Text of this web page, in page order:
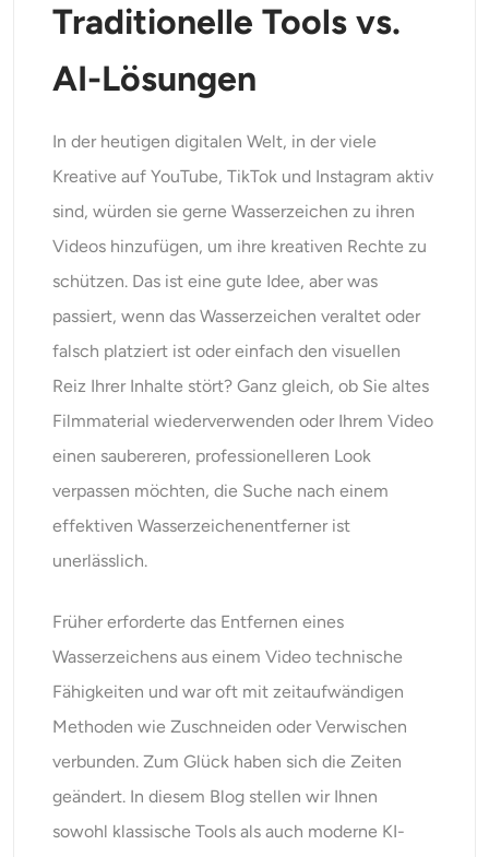
Video-Wasserzeichen-Entferner
Traditionelle Tools vs.
AI-Lösungen
In der heutigen digitalen Welt, in der viele
Kreative auf YouTube, TikTok und Instagram aktiv
sind, würden sie gerne Wasserzeichen zu ihren
Videos hinzufügen, um ihre kreativen Rechte zu
schützen. Das ist eine gute Idee, aber was
passiert, wenn das Wasserzeichen veraltet oder
falsch platziert ist oder einfach den visuellen
Reiz Ihrer Inhalte stört? Ganz gleich, ob Sie altes
Filmmaterial wiederverwenden oder Ihrem Video
einen saubereren, professionelleren Look
verpassen möchten, die Suche nach einem
effektiven Wasserzeichenentferner ist
unerlässlich.
Früher erforderte das Entfernen eines
Wasserzeichens aus einem Video technische
Fähigkeiten und war oft mit zeitaufwändigen
Methoden wie Zuschneiden oder Verwischen
verbunden. Zum Glück haben sich die Zeiten
geändert. In diesem Blog stellen wir Ihnen
sowohl klassische Tools als auch moderne KI-